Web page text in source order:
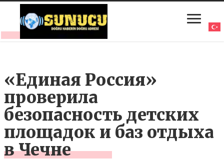
«Единая Россия»
проверила
безопасность детских
площадок и баз отдыха
в Чечне